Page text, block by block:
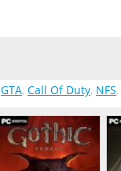
GTA, Call Of Duty, NFS,